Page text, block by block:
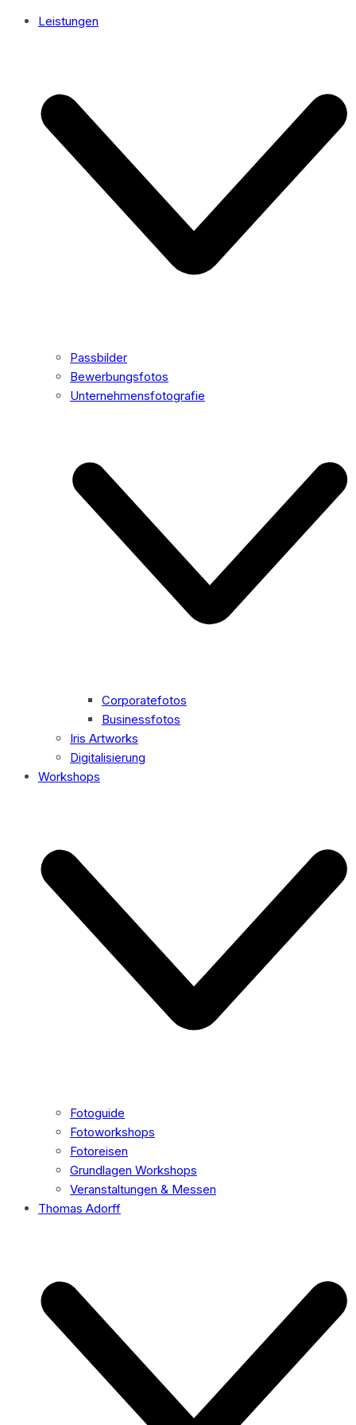
Leistungen
Passbilder
Bewerbungsfotos
Unternehmensfotografie
Corporatefotos
Businessfotos
Iris Artworks
Digitalisierung
Workshops
Fotoguide
Fotoworkshops
Fotoreisen
Grundlagen Workshops
Veranstaltungen & Messen
Thomas Adorff